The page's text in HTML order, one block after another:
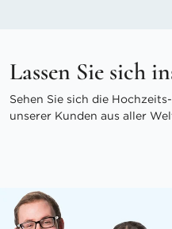
Lassen Sie sich
Sehen Sie sich die
unserer Kunden aus aller